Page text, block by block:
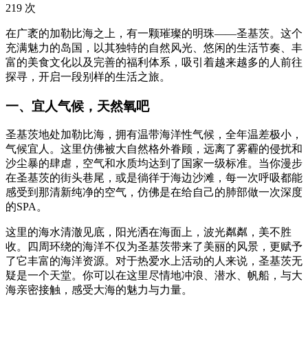
219 次
在广袤的加勒比海之上，有一颗璀璨的明珠——圣基茨。这个
充满魅力的岛国，以其独特的自然风光、悠闲的生活节奏、丰
富的美食文化以及完善的福利体系，吸引着越来越多的人前往
探寻，开启一段别样的生活之旅。
一、宜人气候，天然氧吧
圣基茨地处加勒比海，拥有温带海洋性气候，全年温差极小，
气候宜人。这里仿佛被大自然格外眷顾，远离了雾霾的侵扰和
沙尘暴的肆虐，空气和水质均达到了国家一级标准。当你漫步
在圣基茨的街头巷尾，或是徜徉于海边沙滩，每一次呼吸都能
感受到那清新纯净的空气，仿佛是在给自己的肺部做一次深度
的SPA。
这里的海水清澈见底，阳光洒在海面上，波光粼粼，美不胜
收。四周环绕的海洋不仅为圣基茨带来了美丽的风景，更赋予
了它丰富的海洋资源。对于热爱水上活动的人来说，圣基茨无
疑是一个天堂。你可以在这里尽情地冲浪、潜水、帆船，与大
海亲密接触，感受大海的魅力与力量。